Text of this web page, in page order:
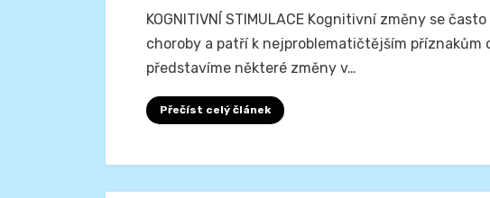
KOGNITIVNÍ STIMULACE Kognitivní změny se
choroby a patří k nejproblematičtějším příznakům
představíme některé změny v…
Přečíst celý článek